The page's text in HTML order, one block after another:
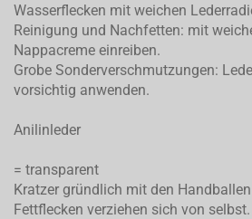
Wasserflecken mit weichen
Reinigung und Nachfetten: mit
Nappacreme einreiben.
Grobe Sonderverschmutzungen:
vorsichtig anwenden.
Anilinleder
= transparent
Kratzer gründlich mit den
Fettflecken verziehen sich von